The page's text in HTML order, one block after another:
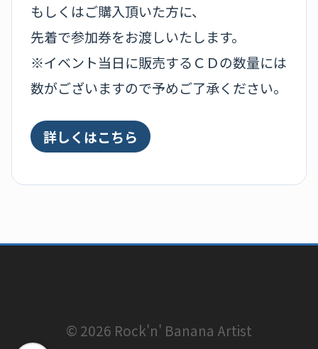
もしくはご購入頂いた方に、
先着で参加券をお渡しいたします。
※イベント当日に販売するＣＤの数量には
数がございますので予めご了承ください。
詳しくはこちら
© 2026 Rock'n' Banana Artist